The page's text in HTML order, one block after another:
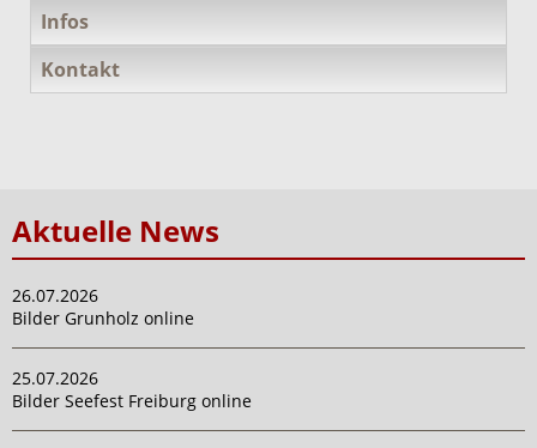
Infos
Kontakt
Aktuelle News
26.07.2026
Bilder Grunholz online
25.07.2026
Bilder Seefest Freiburg online